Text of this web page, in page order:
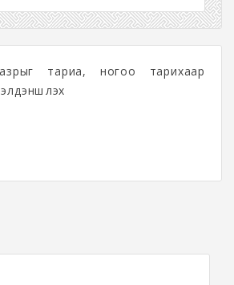
тариа, ногоо тарихаар